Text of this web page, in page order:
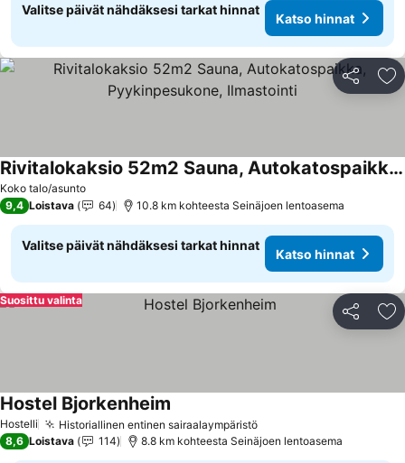
Valitse päivät nähdäksesi tarkat hinnat
Katso hinnat
Jaa
Koko talo/asunto
Rivitalokaksio 52m2 Sauna, Autokatospaikka, Pyykinpesukone, Ilmastointi
9,4 Loistava 64 10.8 km kohteesta Seinäjoen lentoasema
Valitse päivät nähdäksesi tarkat hinnat
Katso hinnat
Jaa
Suosittu valinta
Hostelli Historiallinen entinen sairaalaympäristö
Hostel Bjorkenheim
8,6 Loistava 114 8.8 km kohteesta Seinäjoen lentoasema